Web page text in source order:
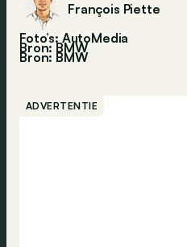
François Piette
Foto’s: AutoMedia
Bron: BMW
Bron: BMW
ADVERTENTIE